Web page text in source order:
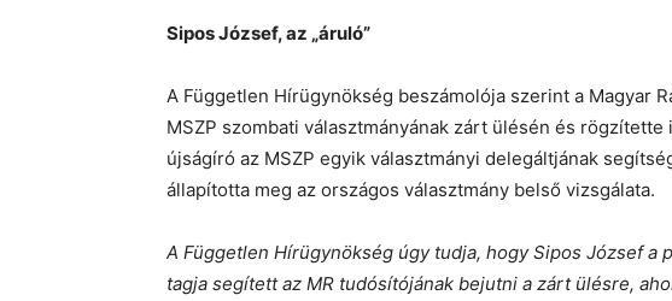
Sipos József, az „áruló”
A Független Hírügynökség beszámolója szerint a Magyar
MSZP szombati választmányának zárt ülésén és
újságíró az MSZP egyik választmányi delegáltjának
állapította meg az országos választmány belső vizsgálata.
A Független Hírügynökség úgy tudja, hogy Sipos József a
tagja segített az MR tudósítójának bejutni a zárt ülésre,